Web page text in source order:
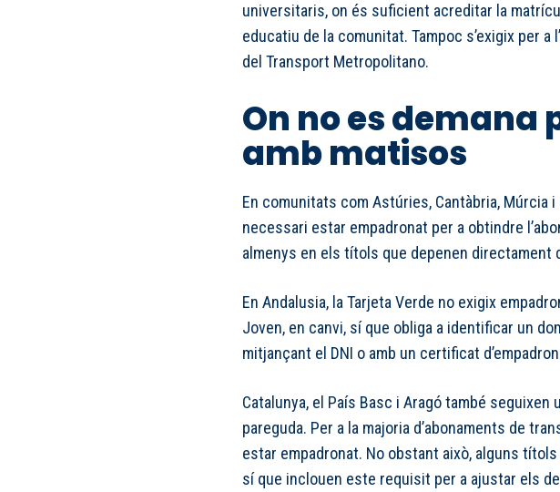
universitaris, on és suficient acreditar la
educatiu de la comunitat. Tampoc s’exigix per a
del Transport Metropolitano.
On no es demana
amb matisos
En comunitats com Astúries, Cantàbria, Múrcia i
necessari estar empadronat per a obtindre
almenys en els títols que depenen directament
En Andalusia, la Tarjeta Verde no exigix
Joven, en canvi, sí que obliga a identificar un
mitjançant el DNI o amb un certificat
Catalunya, el País Basc i Aragó també seguixen
pareguda. Per a la majoria d’abonaments de
estar empadronat. No obstant això, alguns
sí que inclouen este requisit per a ajustar els